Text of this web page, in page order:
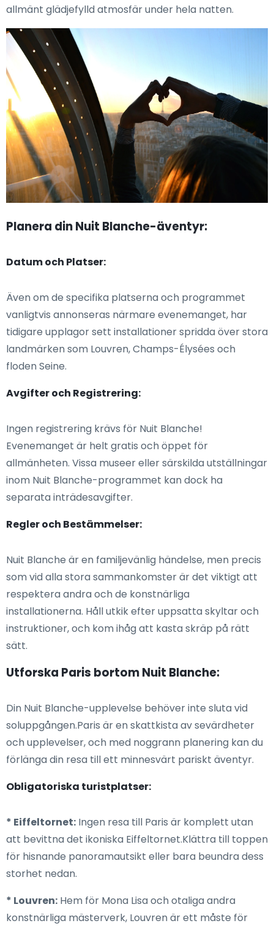
allmänt glädjefylld atmosfär under hela natten.
Planera din Nuit Blanche-äventyr:
Datum och Platser:
Även om de specifika platserna och programmet
vanligtvis annonseras närmare evenemanget, har
tidigare upplagor sett installationer spridda över stora
landmärken som Louvren, Champs-Élysées och
floden Seine.
Avgifter och Registrering:
Ingen registrering krävs för Nuit Blanche!
Evenemanget är helt gratis och öppet för
allmänheten. Vissa museer eller särskilda utställningar
inom Nuit Blanche-programmet kan dock ha
separata inträdesavgifter.
Regler och Bestämmelser:
Nuit Blanche är en familjevänlig händelse, men precis
som vid alla stora sammankomster är det viktigt att
respektera andra och de konstnärliga
installationerna. Håll utkik efter uppsatta skyltar och
instruktioner, och kom ihåg att kasta skräp på rätt
sätt.
Utforska Paris bortom Nuit Blanche:
Din Nuit Blanche-upplevelse behöver inte sluta vid
soluppgången.Paris är en skattkista av sevärdheter
och upplevelser, och med noggrann planering kan du
förlänga din resa till ett minnesvärt pariskt äventyr.
Obligatoriska turistplatser:
* Eiffeltornet: Ingen resa till Paris är komplett utan
att bevittna det ikoniska Eiffeltornet.Klättra till toppen
för hisnande panoramautsikt eller bara beundra dess
storhet nedan.
* Louvren: Hem för Mona Lisa och otaliga andra
konstnärliga mästerverk, Louvren är ett måste för